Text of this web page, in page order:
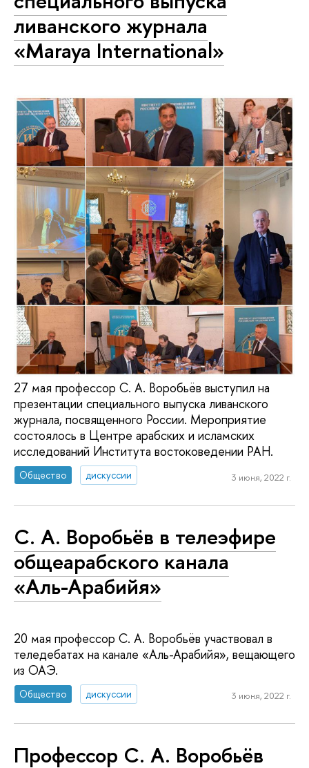
ливанского журнала
«Maraya International»
27 мая профессор С. А. Воробьёв выступил на
презентации специального выпуска ливанского
журнала, посвященного России. Мероприятие
состоялось в Центре арабских и исламских
исследований Института востоковедении РАН.
Общество дискуссии 3 июня, 2022 г.
С. А. Воробьёв в телеэфире
общеарабского канала
«Аль-Арабийя»
20 мая профессор С. А. Воробьёв участвовал в
теледебатах на канале «Аль-Арабийя», вещающего
из ОАЭ.
Общество дискуссии 3 июня, 2022 г.
Профессор С. А. Воробьёв